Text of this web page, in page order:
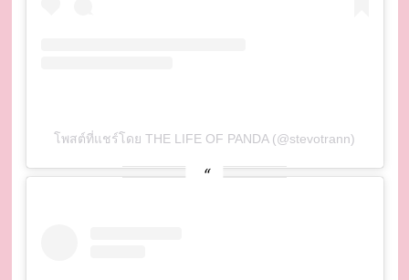
โพสต์ที่แชร์โดย THE LIFE OF PANDA (@stevotrann)